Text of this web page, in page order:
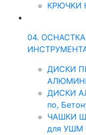
КРЮЧКИ
04.
ДИСКИ
ДИСКИ
по,
ЧАШКИ
для УШМ